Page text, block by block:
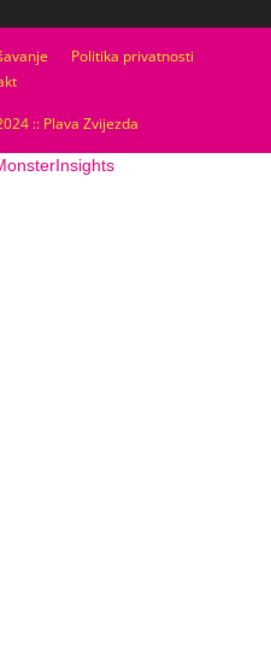
Politika privatnosti
:: Plava Zvijezda